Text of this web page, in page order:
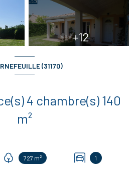
+12
(31170)
m²
727 m² 1